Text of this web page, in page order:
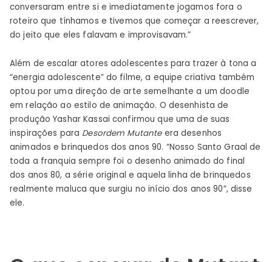
conversaram entre si e imediatamente jogamos fora o
roteiro que tínhamos e tivemos que começar a reescrever,
do jeito que eles falavam e improvisavam.”
Além de escalar atores adolescentes para trazer à tona a
“energia adolescente” do filme, a equipe criativa também
optou por uma direção de arte semelhante a um doodle
em relação ao estilo de animação. O desenhista de
produção Yashar Kassai confirmou que uma de suas
inspirações para Desordem Mutanteera desenhos
animados e brinquedos dos anos 90. “Nosso Santo Graal de
toda a franquia sempre foi o desenho animado do final
dos anos 80, a série original e aquela linha de brinquedos
realmente maluca que surgiu no início dos anos 90”, disse
ele.